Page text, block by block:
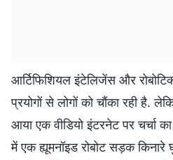
आर्टिफिशियल इंटेलिजेंस और
प्रयोगों से लोगों को चौंका रही है.
आया एक वीडियो इंटरनेट पर चर्चा
में एक ह्यूमनॉइड रोबोट सड़क किनारे